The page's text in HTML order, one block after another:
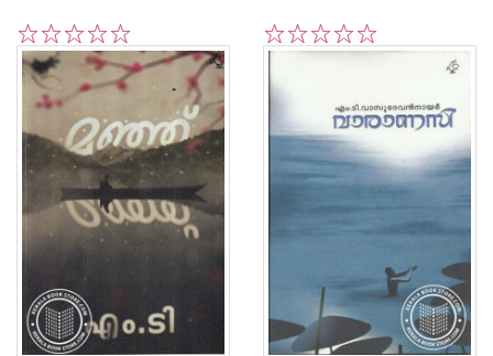
5
4
3
2
1 5
4
3
2
1